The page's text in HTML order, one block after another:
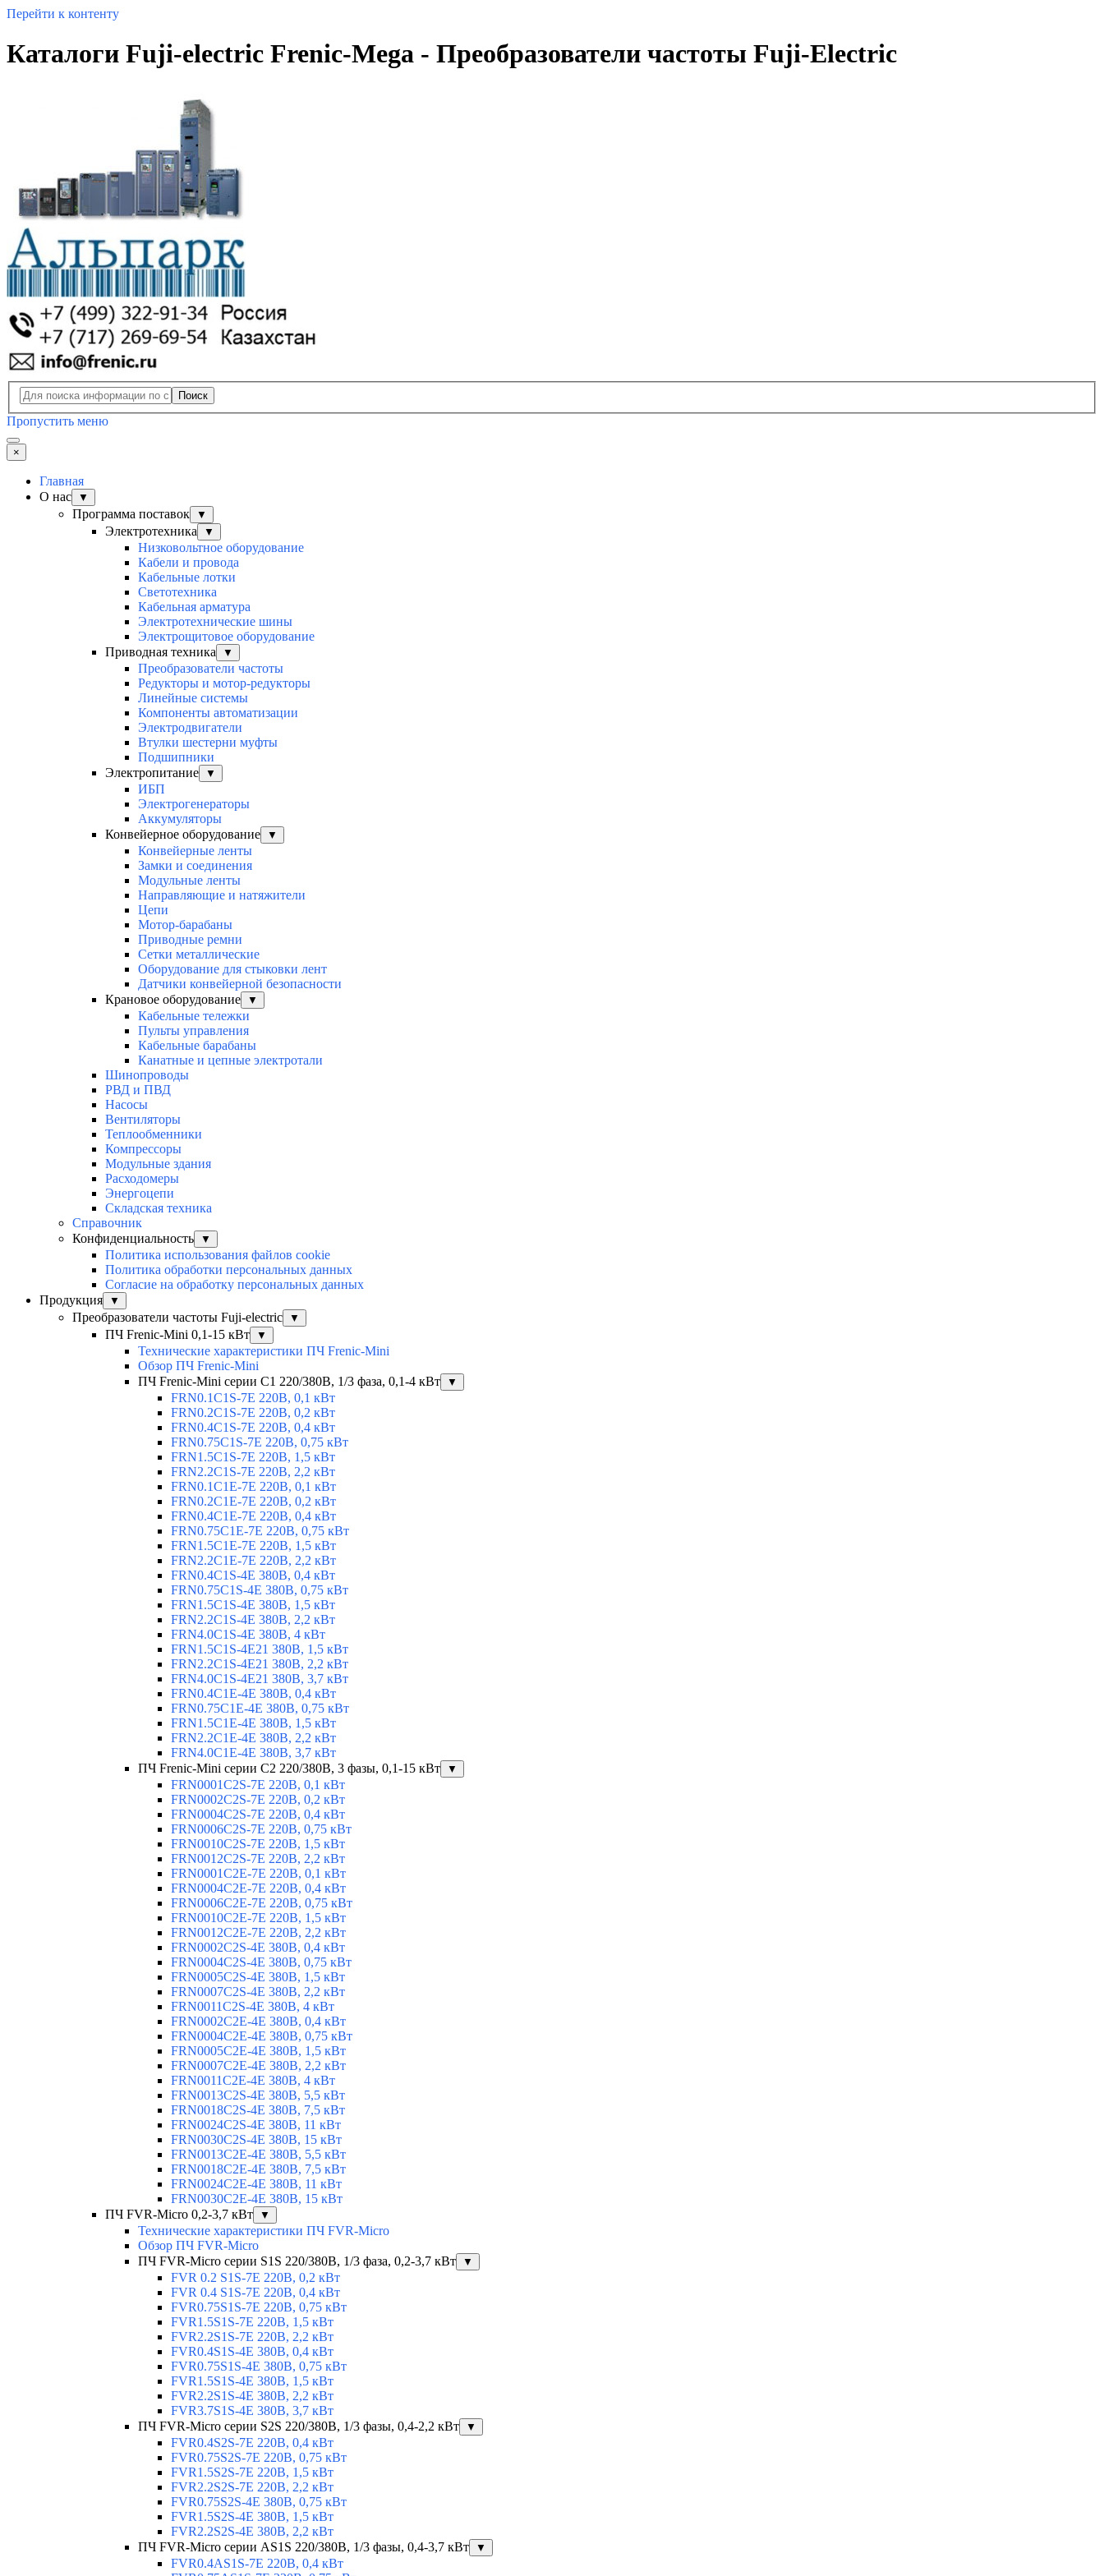
Перейти к контенту
Каталоги Fuji-electric Frenic-Mega - Преобразователи частоты Fuji-Electric
Поиск
Пропустить меню
×
Главная
О нас
▼
Программа поставок ▼
Электротехника ▼
Низковольтное оборудование
Кабели и провода
Кабельные лотки
Светотехника
Кабельная арматура
Электротехнические шины
Электрощитовое оборудование
Приводная техника
▼
Преобразователи частоты
Редукторы и мотор-редукторы
Линейные системы
Компоненты автоматизации
Электродвигатели
Втулки шестерни муфты
Подшипники
Электропитание
▼
ИБП
Электрогенераторы
Аккумуляторы
Конвейерное оборудование
▼
Конвейерные ленты
Замки и соединения
Модульные ленты
Направляющие и натяжители
Цепи
Мотор-барабаны
Приводные ремни
Сетки металлические
Оборудование для стыковки лент
Датчики конвейерной безопасности
Крановое оборудование
▼
Кабельные тележки
Пульты управления
Кабельные барабаны
Канатные и цепные электротали
Шинопроводы
РВД и ПВД
Насосы
Вентиляторы
Теплообменники
Компрессоры
Модульные здания
Расходомеры
Энергоцепи
Складская техника
Справочник
Конфиденциальность
▼
Политика использования файлов cookie
Политика обработки персональных данных
Согласие на обработку персональных данных
Продукция
▼
Преобразователи частоты Fuji-electric ▼
ПЧ Frenic-Mini 0,1-15 кВт ▼
Технические характеристики ПЧ Frenic-Mini
Обзор ПЧ Frenic-Mini
ПЧ Frenic-Mini серии C1 220/380В, 1/3 фаза, 0,1-4 кВт
▼
FRN0.1C1S-7E 220В, 0,1 кВт
FRN0.2C1S-7E 220В, 0,2 кВт
FRN0.4C1S-7E 220В, 0,4 кВт
FRN0.75C1S-7E 220В, 0,75 кВт
FRN1.5C1S-7E 220В, 1,5 кВт
FRN2.2C1S-7E 220В, 2,2 кВт
FRN0.1C1E-7E 220В, 0,1 кВт
FRN0.2C1E-7E 220В, 0,2 кВт
FRN0.4C1E-7E 220В, 0,4 кВт
FRN0.75C1E-7E 220В, 0,75 кВт
FRN1.5C1E-7E 220В, 1,5 кВт
FRN2.2C1E-7E 220В, 2,2 кВт
FRN0.4C1S-4E 380В, 0,4 кВт
FRN0.75C1S-4E 380В, 0,75 кВт
FRN1.5C1S-4E 380В, 1,5 кВт
FRN2.2C1S-4E 380В, 2,2 кВт
FRN4.0C1S-4E 380В, 4 кВт
FRN1.5C1S-4E21 380В, 1,5 кВт
FRN2.2C1S-4E21 380В, 2,2 кВт
FRN4.0C1S-4E21 380В, 3,7 кВт
FRN0.4C1E-4E 380В, 0,4 кВт
FRN0.75C1E-4E 380В, 0,75 кВт
FRN1.5C1E-4E 380В, 1,5 кВт
FRN2.2C1E-4E 380В, 2,2 кВт
FRN4.0C1E-4E 380В, 3,7 кВт
ПЧ Frenic-Mini серии С2 220/380В, 3 фазы, 0,1-15 кВт
▼
FRN0001C2S-7E 220В, 0,1 кВт
FRN0002C2S-7E 220В, 0,2 кВт
FRN0004C2S-7E 220В, 0,4 кВт
FRN0006C2S-7E 220В, 0,75 кВт
FRN0010C2S-7E 220В, 1,5 кВт
FRN0012C2S-7E 220В, 2,2 кВт
FRN0001C2E-7E 220В, 0,1 кВт
FRN0004C2E-7E 220В, 0,4 кВт
FRN0006C2E-7E 220В, 0,75 кВт
FRN0010C2E-7E 220В, 1,5 кВт
FRN0012C2E-7E 220В, 2,2 кВт
FRN0002C2S-4E 380В, 0,4 кВт
FRN0004C2S-4E 380В, 0,75 кВт
FRN0005C2S-4E 380В, 1,5 кВт
FRN0007C2S-4E 380В, 2,2 кВт
FRN0011C2S-4E 380В, 4 кВт
FRN0002C2E-4E 380В, 0,4 кВт
FRN0004C2E-4E 380В, 0,75 кВт
FRN0005C2E-4E 380В, 1,5 кВт
FRN0007C2E-4E 380В, 2,2 кВт
FRN0011C2E-4E 380В, 4 кВт
FRN0013C2S-4E 380В, 5,5 кВт
FRN0018C2S-4E 380В, 7,5 кВт
FRN0024C2S-4E 380В, 11 кВт
FRN0030C2S-4E 380В, 15 кВт
FRN0013C2E-4E 380В, 5,5 кВт
FRN0018C2E-4E 380В, 7,5 кВт
FRN0024C2E-4E 380В, 11 кВт
FRN0030C2E-4E 380В, 15 кВт
ПЧ FVR-Micro 0,2-3,7 кВт
▼
Технические характеристики ПЧ FVR-Micro
Обзор ПЧ FVR-Micro
ПЧ FVR-Micro серии S1S 220/380В, 1/3 фаза, 0,2-3,7 кВт
▼
FVR 0.2 S1S-7E 220В, 0,2 кВт
FVR 0.4 S1S-7E 220В, 0,4 кВт
FVR0.75S1S-7E 220В, 0,75 кВт
FVR1.5S1S-7E 220В, 1,5 кВт
FVR2.2S1S-7E 220В, 2,2 кВт
FVR0.4S1S-4E 380В, 0,4 кВт
FVR0.75S1S-4E 380В, 0,75 кВт
FVR1.5S1S-4E 380В, 1,5 кВт
FVR2.2S1S-4E 380В, 2,2 кВт
FVR3.7S1S-4E 380В, 3,7 кВт
ПЧ FVR-Micro серии S2S 220/380В, 1/3 фазы, 0,4-2,2 кВт
▼
FVR0.4S2S-7E 220В, 0,4 кВт
FVR0.75S2S-7E 220В, 0,75 кВт
FVR1.5S2S-7E 220В, 1,5 кВт
FVR2.2S2S-7E 220В, 2,2 кВт
FVR0.75S2S-4E 380В, 0,75 кВт
FVR1.5S2S-4E 380В, 1,5 кВт
FVR2.2S2S-4E 380В, 2,2 кВт
ПЧ FVR-Micro серии AS1S 220/380В, 1/3 фазы, 0,4-3,7 кВт
▼
FVR0.4AS1S-7E 220В, 0,4 кВт